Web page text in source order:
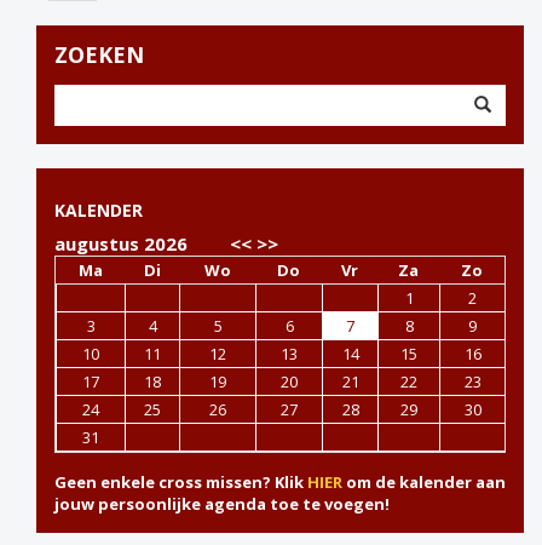
ZOEKEN
KALENDER
augustus 2026 << >>
Ma Di Wo Do Vr Za
Zo
1
2
3
4 5 6 7 8
9
10
11 12 13 14 15
16
17
18 19 20 21 22
23
24
25 26 27 28 29
30
31
Geen enkele cross missen? Klik HIER om de kalender aan
jouw persoonlijke agenda toe te voegen!